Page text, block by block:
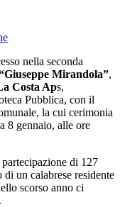
nella seconda
Mirandola”,
Costa Aps,
Pubblica, con il
la cui cerimonia
8 gennaio, alle ore
di 127
un calabrese residente
scorso anno ci